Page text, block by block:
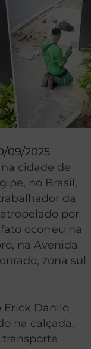
09/2025
cidade de
no Brasil,
da
por
ocorreu na
na Avenida
zona sul
Erick Danilo
na calçada,